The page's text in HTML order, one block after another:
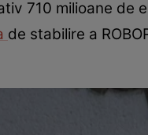
710 milioane
de stabilire a